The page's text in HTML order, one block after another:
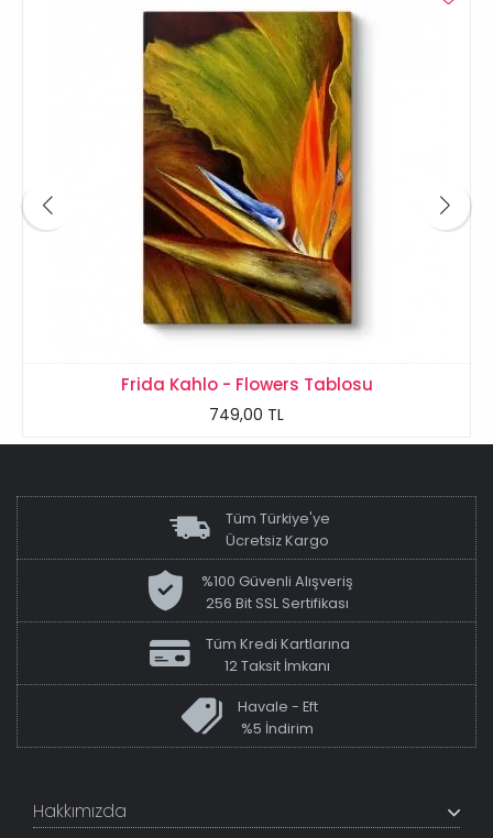
Frida Kahlo - Flowers Tablosu
749,00 TL
Tüm Türkiye'ye
Ücretsiz Kargo
%100 Güvenli Alışveriş
256 Bit SSL Sertifikası
Tüm Kredi Kartlarına
12 Taksit İmkanı
Havale - Eft
%5 İndirim
Hakkımızda